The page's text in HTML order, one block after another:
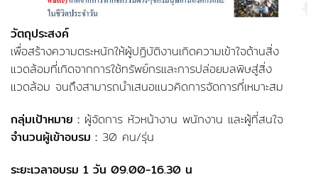
วัตถุประสงค์
เพื่อสร้างความตระหนักให้ผู้ปฏิบัติงานเกิดความเข้าใจด้านสิ่ง
แวดล้อมที่เกิดจากการใช้ทรัพย์กรและการปล่อยมลพิษสู่สิ่ง
แวดล้อม จนถึงสามารถนำเสนอแนวคิดการจัดการที่เหมาะสม
กลุ่มเป้าหมาย : ผู้จัดการ หัวหน้างาน พนักงาน และผู้ที่สนใจ
จำนวนผู้เข้าอบรม : 30 คน/รุ่น
ระยะเวลาอบรม 1 วัน 09.00-16.30 น